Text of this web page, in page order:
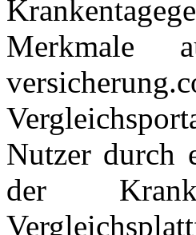
Merkmale
Nutzer durch
der